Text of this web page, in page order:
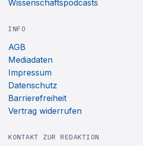
Wissenschaftspodcasts
INFO
AGB
Mediadaten
Impressum
Datenschutz
Barrierefreiheit
Vertrag widerrufen
KONTAKT ZUR REDAKTION